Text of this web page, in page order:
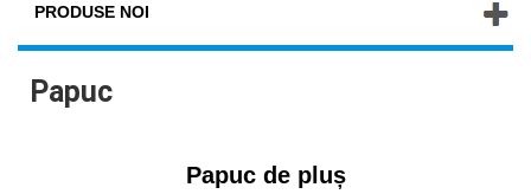
PRODUSE NOI
Papuc
Papuc de pluș